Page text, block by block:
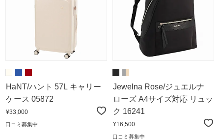
HaNT/ハント 57L キャリー
ケース 05872
¥33,000
口コミ募集中
Jewelna Rose/ジュエルナ
ローズ A4サイズ対応 リュッ
ク 16241
¥16,500
口コミ募集中